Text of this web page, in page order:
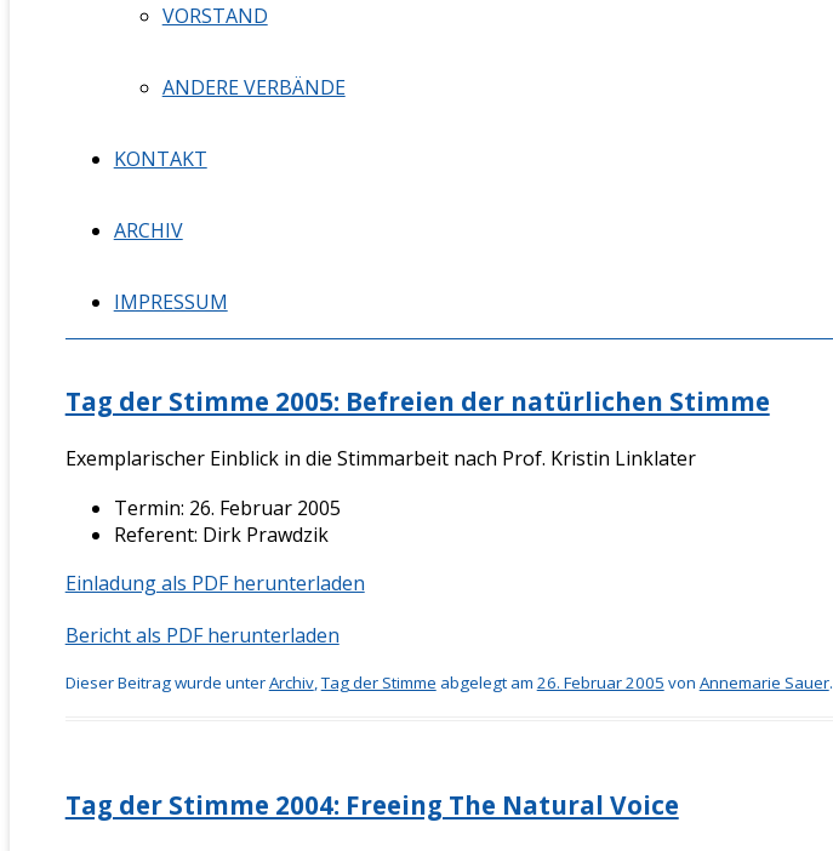
VORSTAND
ANDERE VERBÄNDE
KONTAKT
ARCHIV
IMPRESSUM
Tag der Stimme 2005: Befreien der natürlichen Stimme
Exemplarischer Einblick in die Stimmarbeit nach Prof. Kristin Linklater
Termin: 26. Februar 2005
Referent: Dirk Prawdzik
Einladung als PDF herunterladen
Bericht als PDF herunterladen
Dieser Beitrag wurde unterArchiv,Tag der Stimme abgelegt am 26. Februar 2005 von Annemarie Sauer.
Tag der Stimme 2004: Freeing The Natural Voice